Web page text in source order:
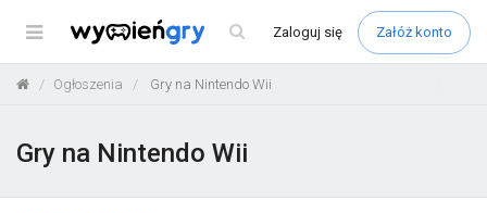
Menu Zaloguj się Załóż konto
Ogłoszenia Gry na Nintendo Wii
Gry na Nintendo Wii